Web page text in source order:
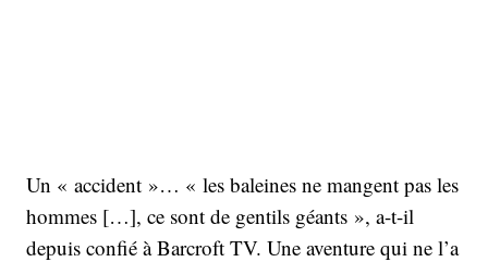
Un « accident »… « les baleines ne mangent pas les
hommes […], ce sont de gentils géants », a-t-il
depuis confié à Barcroft TV. Une aventure qui ne l’a